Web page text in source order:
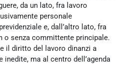
da un lato, fra lavoro
personale
e, dall’altro lato, fra
o senza committente principale.
il diritto del lavoro dinanzi a
ma al centro dell’agenda